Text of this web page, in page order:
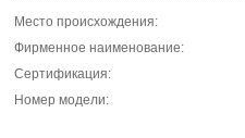
Место происхождения:
Фирменное наименование:
Сертификация:
Номер модели: